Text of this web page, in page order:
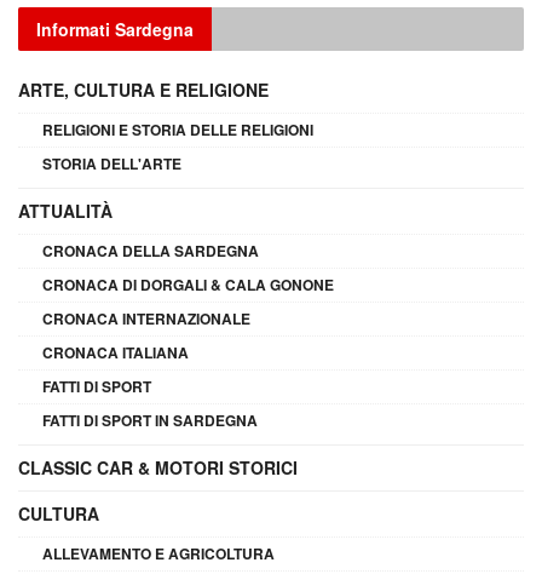
Informati Sardegna
ARTE, CULTURA E RELIGIONE
RELIGIONI E STORIA DELLE RELIGIONI
STORIA DELL'ARTE
ATTUALITÀ
CRONACA DELLA SARDEGNA
CRONACA DI DORGALI & CALA GONONE
CRONACA INTERNAZIONALE
CRONACA ITALIANA
FATTI DI SPORT
FATTI DI SPORT IN SARDEGNA
CLASSIC CAR & MOTORI STORICI
CULTURA
ALLEVAMENTO E AGRICOLTURA